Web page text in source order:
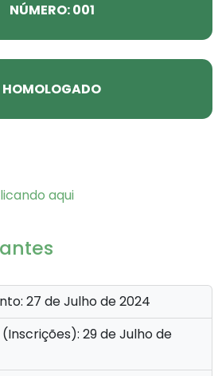
NÚMERO: 001
HOMOLOGADO
aqui
27 de Julho de 2024
29 de Julho de